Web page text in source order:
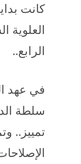
كانت
العلوية
الرابع..
في عهد
سلطة
تمييز..